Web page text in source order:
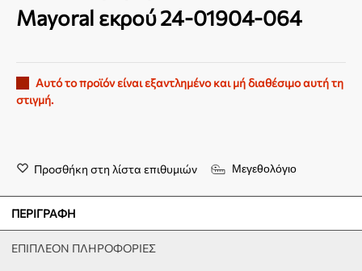
Mayoral εκρού 24-01904-064
Αυτό το προϊόν είναι εξαντλημένο και μή διαθέσιμο αυτή τη
στιγμή.
Προσθήκη στη λίστα επιθυμιών Μεγεθολόγιο
ΠΕΡΙΓΡΑΦΉ
ΕΠΙΠΛΈΟΝ ΠΛΗΡΟΦΟΡΊΕΣ